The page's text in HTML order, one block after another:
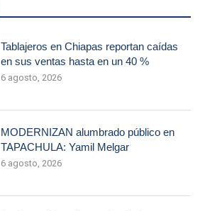
Tablajeros en Chiapas reportan caídas
en sus ventas hasta en un 40 %
6 agosto, 2026
MODERNIZAN alumbrado público en
TAPACHULA: Yamil Melgar
6 agosto, 2026